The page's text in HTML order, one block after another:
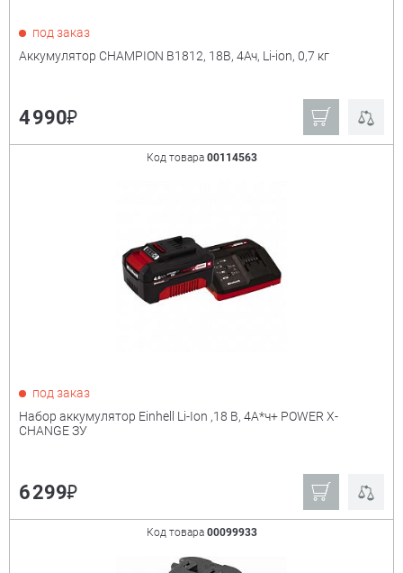
под заказ
Аккумулятор CHAMPION B1812, 18В, 4Ач, Li-ion, 0,7 кг
4 990₽
Код товара 00114563
под заказ
Набор аккумулятор Einhell Li-Ion ,18 В, 4А*ч+ POWER X-
CHANGE ЗУ
6 299₽
Код товара 00099933